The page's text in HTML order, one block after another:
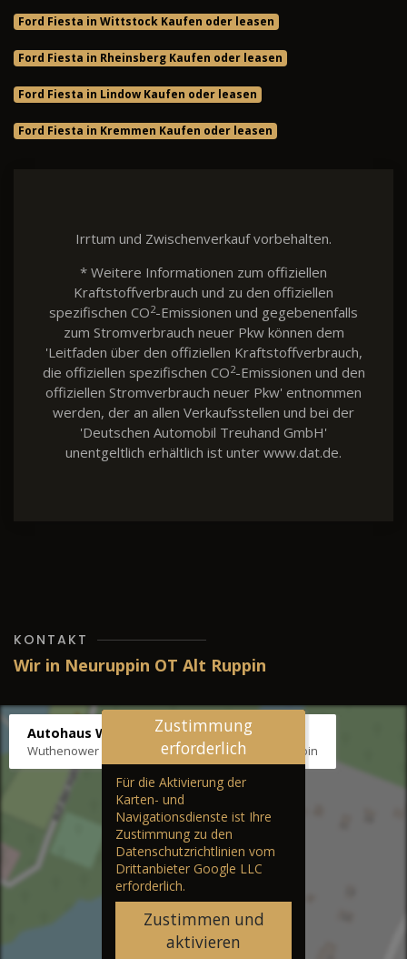
Ford Fiesta in Wittstock Kaufen oder leasen
Ford Fiesta in Rheinsberg Kaufen oder leasen
Ford Fiesta in Lindow Kaufen oder leasen
Ford Fiesta in Kremmen Kaufen oder leasen
Irrtum und Zwischenverkauf vorbehalten.
* Weitere Informationen zum offiziellen
Kraftstoffverbrauch und zu den offiziellen
spezifischen CO2-Emissionen und gegebenenfalls
zum Stromverbrauch neuer Pkw können dem
'Leitfaden über den offiziellen Kraftstoffverbrauch,
die offiziellen spezifischen CO2-Emissionen und den
offiziellen Stromverbrauch neuer Pkw' entnommen
werden, der an allen Verkaufsstellen und bei der
'Deutschen Automobil Treuhand GmbH'
unentgeltlich erhältlich ist unter www.dat.de.
KONTAKT
Wir in Neuruppin OT Alt Ruppin
Autohaus Wernicke
Wuthenower Str. 12b, 16827 Neuruppin OT Alt Ruppin
Zustimmung
erforderlich
Für die Aktivierung der
Karten- und
Navigationsdienste ist Ihre
Zustimmung zu den
Datenschutzrichtlinien vom
Drittanbieter Google LLC
erforderlich.
Zustimmen und
aktivieren